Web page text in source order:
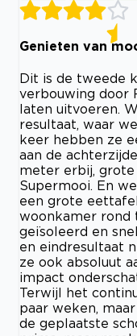
Genieten van
Dit is de tweede
verbouwing door
laten uitvoeren.
resultaat, waar
keer hebben ze
aan de
meter erbij, grote
Supermooi. En
een grote
woonkamer rond
geïsoleerd en
en eindresultaat
ze ook absoluut
impact
Terwijl het
paar weken,
de geplaatste